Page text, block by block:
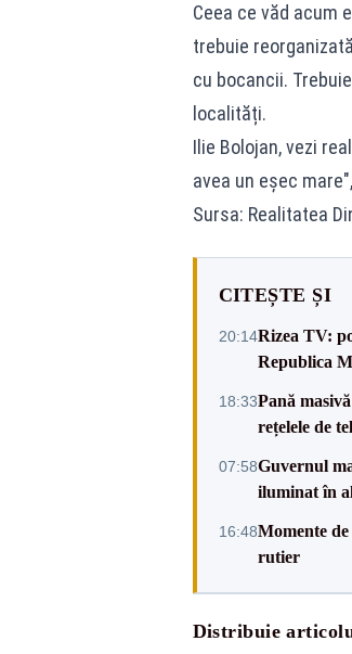
Ceea ce văd acum
trebuie
cu bocancii.
localități.
Ilie Bolojan, vezi
avea un eșec
Sursa: Realitatea
CITEȘTE ȘI
20:14Rizea TV:
Republica
18:33Pană
rețelele de
07:58Guvernul
iluminat în
16:48Momente
rutier
Distribuie